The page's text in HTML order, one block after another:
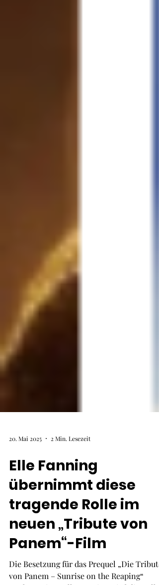
20. Mai 2025 2 Min. Lesezeit
Elle Fanning
übernimmt diese
tragende Rolle im
neuen „Tribute von
Panem“-Film